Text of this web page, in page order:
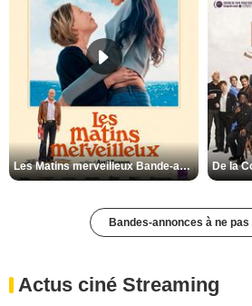
Les Matins merveilleux Bande-annonce VF
Bandes-annonces à ne
Actus ciné Streaming